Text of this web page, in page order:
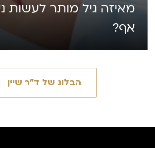
מאיזה גיל מותר לעשות
אף?
הבלוג של ד״ר שיין